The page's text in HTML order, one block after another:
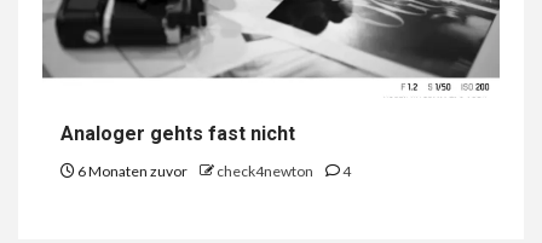
Analoger gehts fast nicht
6 Monaten zuvor check4newton 4